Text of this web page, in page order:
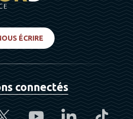
ÉCRIRE
connectés